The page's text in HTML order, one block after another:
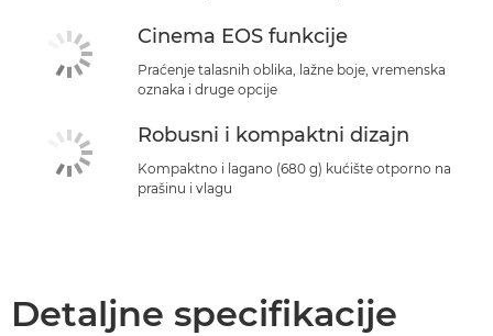
Cinema EOS funkcije
Praćenje talasnih oblika, lažne boje, vremenska
oznaka i druge opcije
Robusni i kompaktni dizajn
Kompaktno i lagano (680 g) kućište otporno na
prašinu i vlagu
Detaljne specifikacije